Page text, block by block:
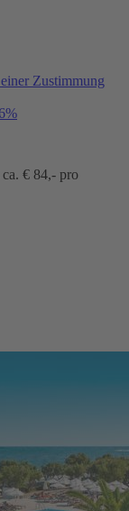
Zustimmung
€ 84,- pro